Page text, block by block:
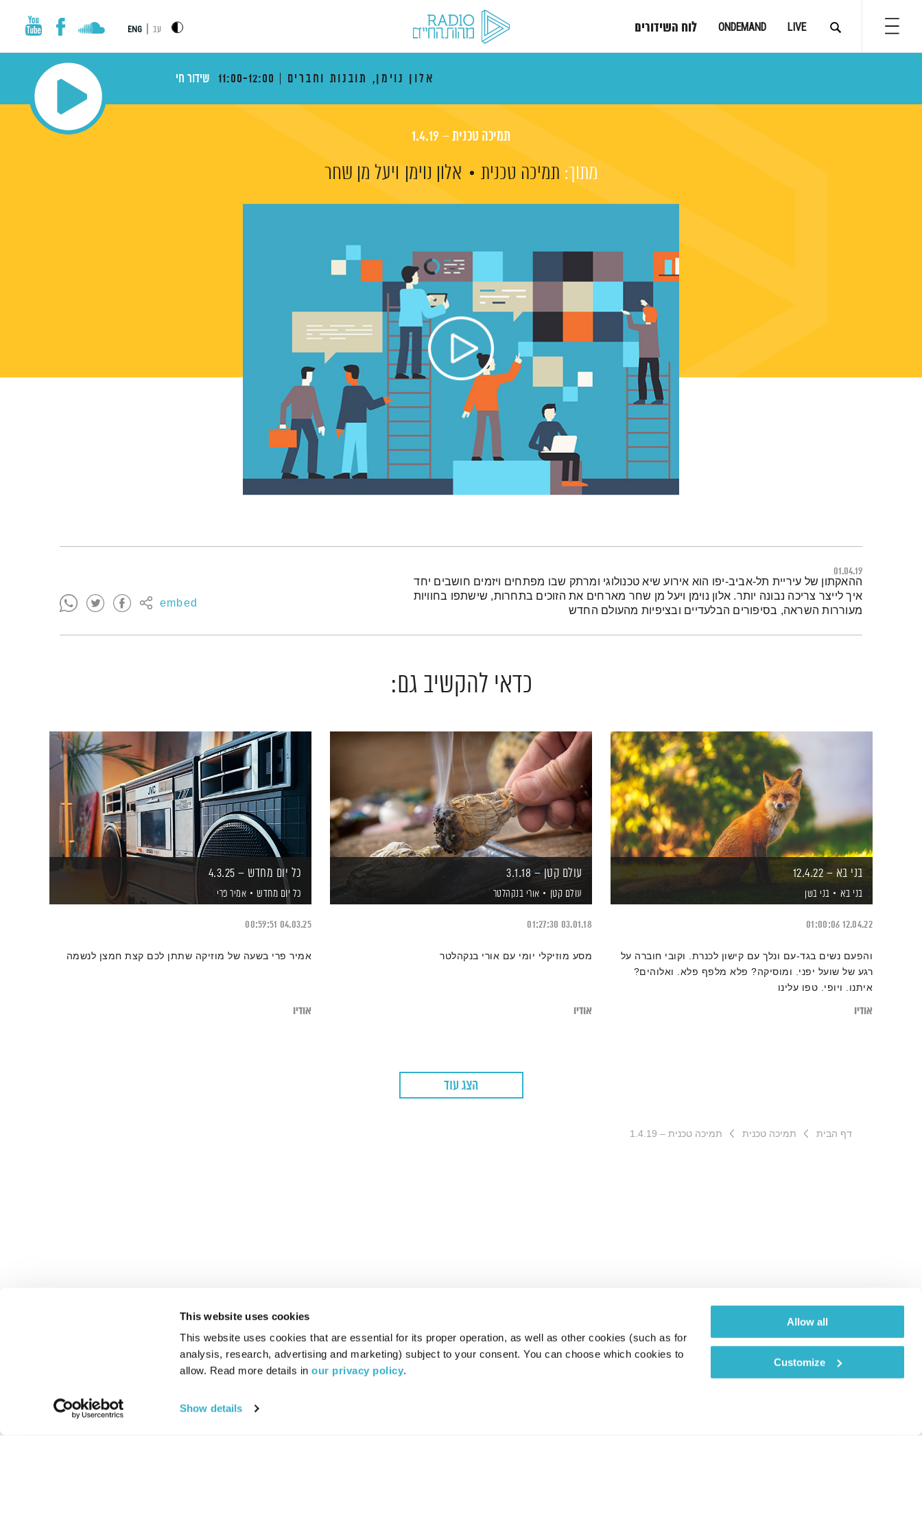
This website uses cookies
This website uses cookies that are essential for its proper operation, as well as other cookies (such as for
analysis, research, advertising and marketing) subject to your consent. You can choose which cookies to
allow. Read more details in our privacy policy.
Show details
Allow all
Customize
LIVE
ONDEMAND לוח השידורים עב ENG
אלון נוימן, תובנות וחברים 11:00-12:00 שידור חי
תמיכה טכנית – 1.4.19
מתוך: תמיכה טכנית אלון נוימן ויעל מן שחר
01.04.19
embed
תמצית הפודקאסט
ההאקתון של עיריית תל-אביב-יפו הוא אירוע שיא טכנולוגי ומרתק שבו מפתחים ויזמים חושבים יחד
איך לייצר צריכה נבונה יותר. אלון נוימן ויעל מן שחר מארחים את הזוכים בתחרות, שישתפו בחוויות
מעוררות השראה, בסיפורים הבלעדיים ובציפיות מהעולם החדש
כדאי להקשיב גם:
בני בא – 12.4.22
בני בא בני בשן
12.04.22
01:00:06
והפעם נשים בגד-עם ונלך עם קישון לכנרת. וקובי חוברה על
רגע של שועל יפני. ומוסיקה? פלא מלפף פלא. ואלוהים?
איתנו. ויופי. טפו עלינו
אודיו
עולם קטן – 3.1.18
עולם קטן אורי בנקהלטר
03.01.18
01:27:30
מסע מוזיקלי יומי עם אורי בנקהלטר
אודיו
כל יום מחדש – 4.3.25
כל יום מחדש אמיר פרי
04.03.25
00:59:51
אמיר פרי בשעה של מוזיקה שתתן לכם קצת חמצן לנשמה
אודיו
הצג עוד
דף הבית תמיכה טכנית תמיכה טכנית – 1.4.19